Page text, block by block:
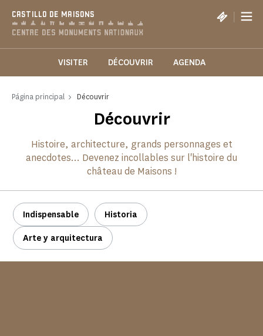
CASTILLO DE MAISONS |
VISITER DÉCOUVRIR AGENDA
Página principal Découvrir
Découvrir
Histoire, architecture, grands personnages et
anecdotes... Devenez incollables sur l'histoire du
château de Maisons !
Indispensable Historia
Arte y arquitectura